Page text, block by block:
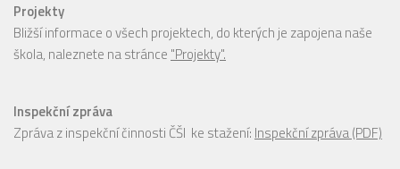
Projekty
Bližší informace o všech projektech, do kterých je zapojena naše
škola, naleznete na stránce "Projekty".
Inspekční zpráva
Zpráva z inspekční činnosti ČŠI ke stažení: Inspekční zpráva (PDF)